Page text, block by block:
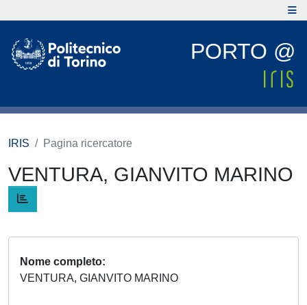
PORTO @
IRIS Pagina ricercatore
VENTURA, GIANVITO MARINO
Nome completo
VENTURA, GIANVITO MARINO